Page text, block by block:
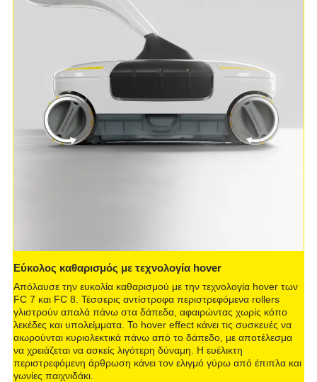
Εύκολος καθαρισμός με τεχνολογία hover
Απόλαυσε την ευκολία καθαρισμού με την τεχνολογία hover των
FC 7 και FC 8. Τέσσερις αντίστροφα περιστρεφόμενα rollers
γλιστρούν απαλά πάνω στα δάπεδα, αφαιρώντας χωρίς κόπο
λεκέδες και υπολείμματα. Το hover effect κάνει τις συσκευές να
αιωρούνται κυριολεκτικά πάνω από το δάπεδο, με αποτέλεσμα
να χρειάζεται να ασκείς λιγότερη δύναμη. Η ευέλικτη
περιστρεφόμενη άρθρωση κάνει τον ελιγμό γύρω από έπιπλα και
γωνίες παιχνιδάκι.